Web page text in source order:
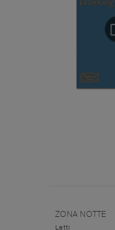
ZONA NOTTE
Letti